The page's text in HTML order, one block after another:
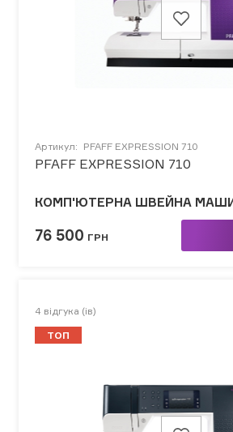
Артикул: PFAFF EXPRESSION 710
PFAFF EXPRESSION 710
КОМП'ЮТЕРНА ШВЕЙНА
76 500 ГРН
4 відгука (ів)
ТОП